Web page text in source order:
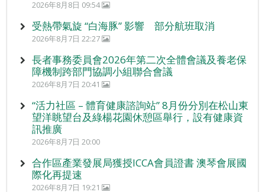
2026年8月8日 09:54
受熱帶氣旋 “白海豚” 影響 部分航班取消
2026年8月7日 22:27
長者事務委員會2026年第二次全體會議及養老保
障機制跨部門協調小組聯合會議
2026年8月7日 20:41
“活力社區 – 體育健康諮詢站” 8月份分別在松山東
望洋眺望台及綠楊花園休憩區舉行，設有健康資
訊推廣
2026年8月7日 20:00
合作區產業發展局獲授ICCA會員證書 澳琴會展國
際化再提速
2026年8月7日 19:21